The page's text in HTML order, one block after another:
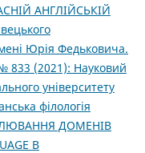
АНГЛІЙСЬКІЙ
Юрія Федьковича.
833 (2021): Науковий
університету
філологія
ДОМЕНІВ
В